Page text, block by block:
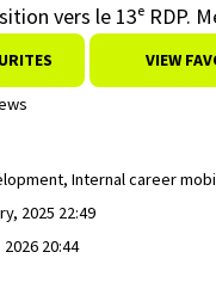
vers le 13ᵉ RDP.
VIEW
Internal career
2025 22:49
20:44